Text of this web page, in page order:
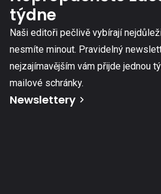
týdne
Naši editoři pečlivě vybírají
nesmíte minout. Pravidelný
nejzajímavějším vám přijde jednou
mailové schránky.
Newslettery